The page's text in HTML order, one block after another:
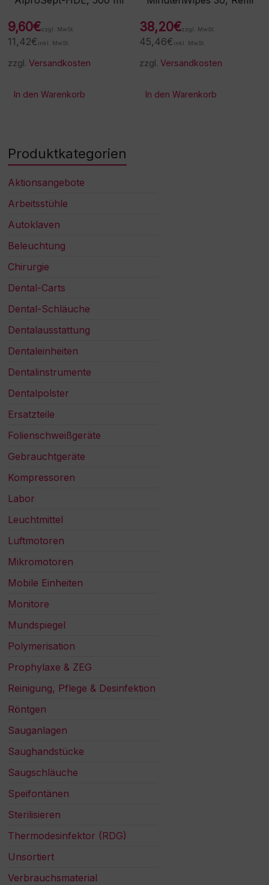
9,60€zzgl. MwSt.
11,42€ inkl. MwSt.
zzgl.Versandkosten
In den Warenkorb
38,20€zzgl. MwSt.
45,46€ inkl. MwSt.
zzgl.Versandkosten
In den Warenkorb
Produktkategorien
Aktionsangebote
Arbeitsstühle
Autoklaven
Beleuchtung
Chirurgie
Dental-Carts
Dental-Schläuche
Dentalausstattung
Dentaleinheiten
Dentalinstrumente
Dentalpolster
Ersatzteile
Folienschweißgeräte
Gebrauchtgeräte
Kompressoren
Labor
Leuchtmittel
Luftmotoren
Mikromotoren
Mobile Einheiten
Monitore
Mundspiegel
Polymerisation
Prophylaxe & ZEG
Reinigung, Pflege & Desinfektion
Röntgen
Sauganlagen
Saughandstücke
Saugschläuche
Speifontänen
Sterilisieren
Thermodesinfektor (RDG)
Unsortiert
Verbrauchsmaterial